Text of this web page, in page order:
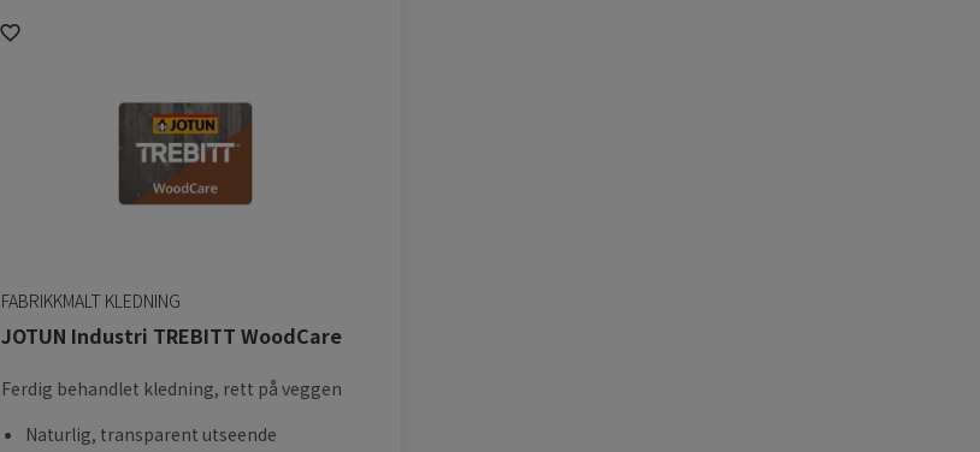
FABRIKKMALT KLEDNING
JOTUN Industri TREBITT WoodCare
Ferdig behandlet kledning, rett på veggen
Naturlig, transparent utseende